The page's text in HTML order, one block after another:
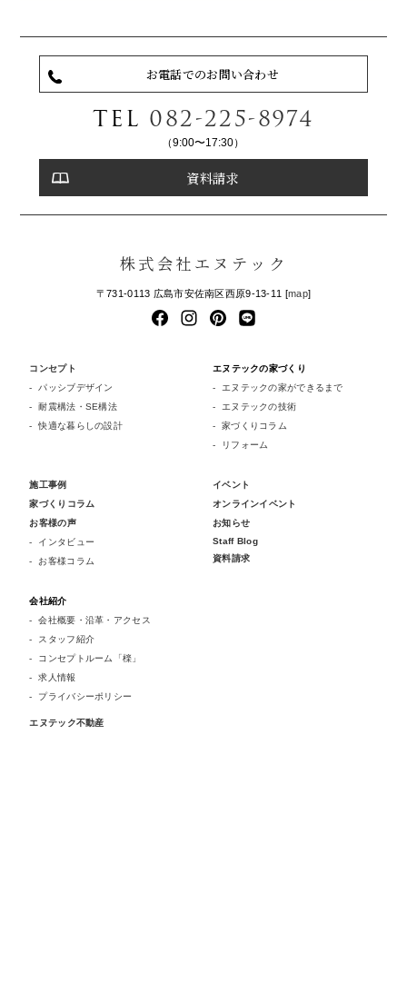
お電話でのお問い合わせ
TEL 082-225-8974
（9:00〜17:30）
資料請求
株式会社エヌテック
〒731-0113 広島市安佐南区西原9-13-11 [map]
コンセプト
パッシブデザイン
耐震構法・SE構法
快適な暮らしの設計
エヌテックの家づくり
エヌテックの家ができるまで
エヌテックの技術
家づくりコラム
リフォーム
施工事例
家づくりコラム
お客様の声
インタビュー
お客様コラム
イベント
オンラインイベント
お知らせ
Staff Blog
資料請求
会社紹介
会社概要・沿革・アクセス
スタッフ紹介
コンセプトルーム「檪」
求人情報
プライバシーポリシー
エヌテック不動産